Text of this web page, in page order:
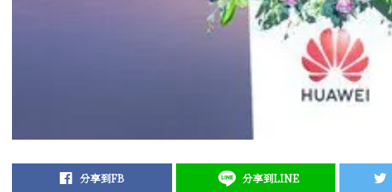
分享到FB 分享到LINE